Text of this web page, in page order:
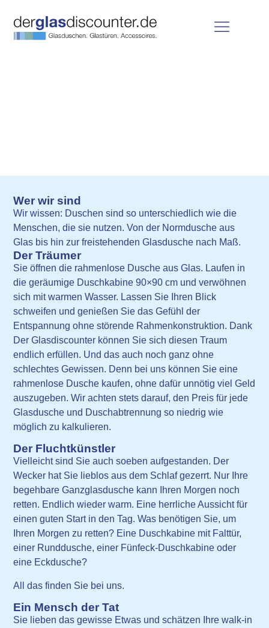
Wer wir sind
Wir wissen: Duschen sind so unterschiedlich wie die
Menschen, die sie nutzen. Von der Normdusche aus
Glas bis hin zur freistehenden Glasdusche nach Maß.
Der Träumer
Sie öffnen die rahmenlose Dusche aus Glas. Laufen in
die geräumige Duschkabine 90×90 cm und verwöhnen
sich mit warmen Wasser. Lassen Sie Ihren Blick
schweifen und genießen Sie das Gefühl der
Entspannung ohne störende Rahmenkonstruktion. Dank
Der Glasdiscounter können Sie sich diesen Traum
endlich erfüllen. Und das auch noch ganz ohne
schlechtes Gewissen. Denn bei uns können Sie eine
rahmenlose Dusche kaufen, ohne dafür unnötig viel Geld
auszugeben. Wir achten stets darauf, den Preis für jede
Glasdusche und Duschabtrennung so niedrig wie
möglich zu kalkulieren.
Der Fluchtkünstler
Vielleicht sind Sie auch soeben aufgestanden. Der
Wecker hat Sie lieblos aus dem Schlaf gezerrt. Nur Ihre
begehbare Ganzglasdusche kann Ihren Morgen noch
retten. Endlich wieder warm. Eine herrliche Aussicht für
einen guten Start in den Tag. Was benötigen Sie, um
Ihren Morgen zu retten? Eine Duschkabine mit Falttür,
einer Runddusche, einer Fünfeck-Duschkabine oder
eine Eckdusche?
All das finden Sie bei uns.
Ein Mensch der Tat
Sie lieben das gewisse Etwas und schätzen Ihre walk-in